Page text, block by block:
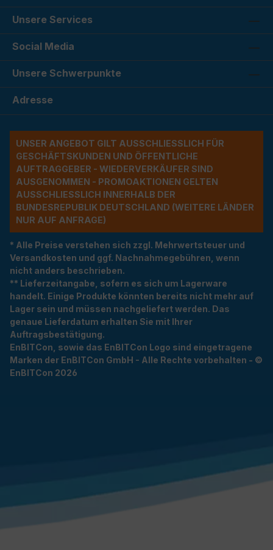
Unsere Services
Social Media
Unsere Schwerpunkte
Adresse
UNSER ANGEBOT GILT AUSSCHLIESSLICH FÜR G
ESCHÄFTSKUNDEN UND ÖFFENTLICHE A
UFTRAGGEBER - WIEDERVERKÄUFER SIND A
USGENOMMEN - PROMOAKTIONEN GELTEN A
USSCHLIESSLICH INNERHALB DER BU
NDESREPUBLIK DEUTSCHLAND (WEITERE LÄNDER NU
R AUF ANFRAGE)
* Alle Preise verstehen sich zzgl. Mehrwertsteuer und
Versandkosten und ggf. Nachnahmegebühren, wenn
nicht anders beschrieben.
** Lieferzeitangabe, sofern es sich um Lagerware
handelt. Einige Produkte könnten bereits nicht mehr auf
Lager sein und müssen nachgeliefert werden. Das
genaue Lieferdatum erhalten Sie mit Ihrer
Auftragsbestätigung.
EnBITCon, sowie das EnBITCon Logo sind eingetragene
Marken der EnBITCon GmbH - Alle Rechte vorbehalten - ©
EnBITCon 2026